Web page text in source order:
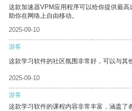
这款加速器VPM应用程序可以给你提供最
助你在网络上自由移动。
2025-09-10
游客
这款学习软件的社区氛围非常好，可以与其
2025-09-10
游客
这款学习软件的课程内容非常丰富，涵盖了